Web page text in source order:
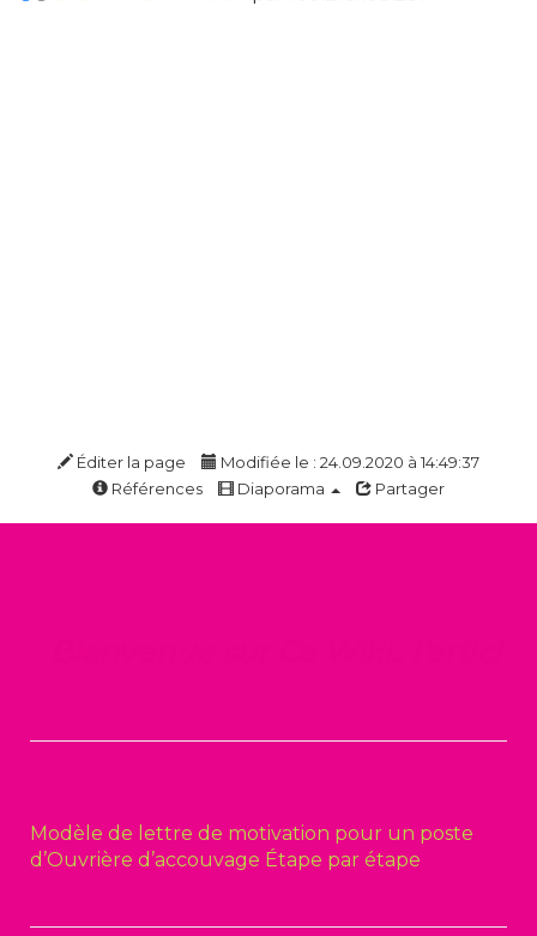
Éditer la page
Modifiée le : 24.09.2020 à 14:49:37
Références
Diaporama Partager
Modèle de lettre de motivation pour un poste
d’Ouvrière d’accouvage Étape par étape